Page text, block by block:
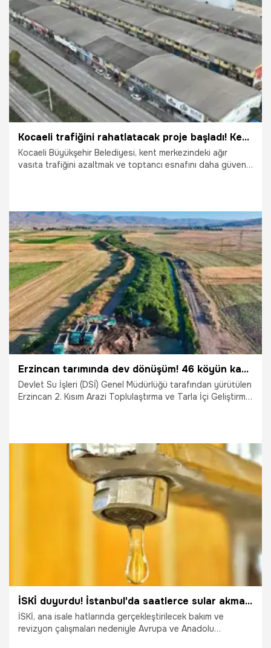
8.08.2026
Kocaeli trafiğini rahatlatacak proje başladı! Kent merkezindeki o alan taşınıyor
Kocaeli Büyükşehir Belediyesi, kent merkezindeki ağır
vasıta trafiğini azaltmak ve toptancı esnafını daha güvenli
modern ve afet standartlarına uygun bir çalışma alanı
oluşturulması hedefleniyor.
7.08.2026 Kocaeli
Erzincan tarımında dev dönüşüm! 46 köyün kaderi değişecek
Devlet Su İşleri (DSİ) Genel Müdürlüğü tarafından yürütülen
Erzincan 2. Kısım Arazi Toplulaştırma ve Tarla İçi Geliştirme
Gündem
İSKİ duyurdu! İstanbul'da saatlerce sular akmayacak: İşte su kesintisi yaşanacak ilçeler
İSKİ, ana isale hatlarında gerçekleştirilecek bakım ve
revizyon çalışmaları nedeniyle Avrupa ve Anadolu